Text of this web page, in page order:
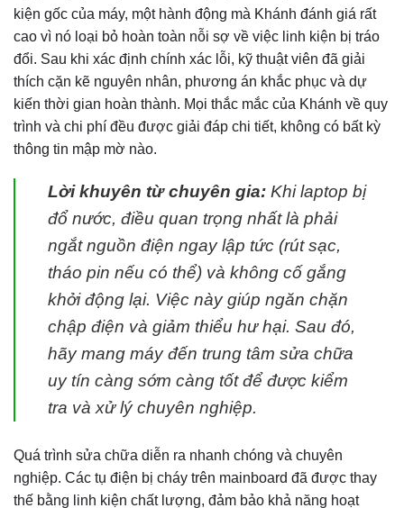
kiện gốc của máy, một hành động mà Khánh đánh giá rất
cao vì nó loại bỏ hoàn toàn nỗi sợ về việc linh kiện bị tráo
đổi. Sau khi xác định chính xác lỗi, kỹ thuật viên đã giải
thích cặn kẽ nguyên nhân, phương án khắc phục và dự
kiến thời gian hoàn thành. Mọi thắc mắc của Khánh về quy
trình và chi phí đều được giải đáp chi tiết, không có bất kỳ
thông tin mập mờ nào.
Lời khuyên từ chuyên gia: Khi laptop bị
đổ nước, điều quan trọng nhất là phải
ngắt nguồn điện ngay lập tức (rút sạc,
tháo pin nếu có thể) và không cố gắng
khởi động lại. Việc này giúp ngăn chặn
chập điện và giảm thiểu hư hại. Sau đó,
hãy mang máy đến trung tâm sửa chữa
uy tín càng sớm càng tốt để được kiểm
tra và xử lý chuyên nghiệp.
Quá trình sửa chữa diễn ra nhanh chóng và chuyên
nghiệp. Các tụ điện bị cháy trên mainboard đã được thay
thế bằng linh kiện chất lượng, đảm bảo khả năng hoạt